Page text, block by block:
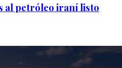
al petróleo iraní listo